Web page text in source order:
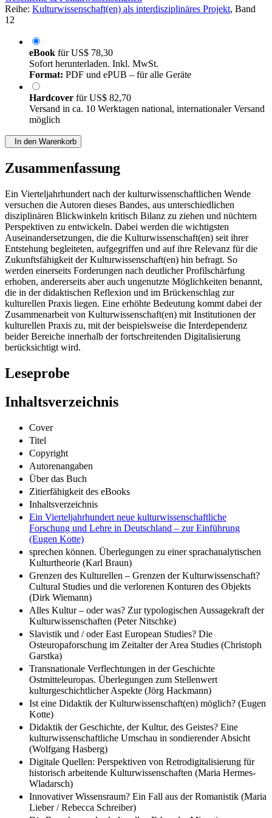
Reihe: Kulturwissenschaft(en) als interdisziplinäres Projekt, Band
12
eBook fürUS$ 78,30
Sofort herunterladen. Inkl. MwSt.
Format: PDF und ePUB – für alle Geräte
Hardcover fürUS$ 82,70
Versand in ca. 10 Werktagen national, internationaler Versand
möglich
In den Warenkorb
Zusammenfassung
Ein Vierteljahrhundert nach der kulturwissenschaftlichen Wende
versuchen die Autoren dieses Bandes, aus unterschiedlichen
disziplinären Blickwinkeln kritisch Bilanz zu ziehen und nüchtern
Perspektiven zu entwickeln. Dabei werden die wichtigsten
Auseinandersetzungen, die die Kulturwissenschaft(en) seit ihrer
Entstehung begleiteten, aufgegriffen und auf ihre Relevanz für die
Zukunftsfähigkeit der Kulturwissenschaft(en) hin befragt. So
werden einerseits Forderungen nach deutlicher Profilschärfung
erhoben, andererseits aber auch ungenutzte Möglichkeiten benannt,
die in der didaktischen Reflexion und im Brückenschlag zur
kulturellen Praxis liegen. Eine erhöhte Bedeutung kommt dabei der
Zusammenarbeit von Kulturwissenschaft(en) mit Institutionen der
kulturellen Praxis zu, mit der beispielsweise die Interdependenz
beider Bereiche innerhalb der fortschreitenden Digitalisierung
berücksichtigt wird.
Leseprobe
Inhaltsverzeichnis
Cover
Titel
Copyright
Autorenangaben
Über das Buch
Zitierfähigkeit des eBooks
Inhaltsverzeichnis
Ein Vierteljahrhundert neue kulturwissenschaftliche
Forschung und Lehre in Deutschland – zur Einführung
(Eugen Kotte)
sprechen können. Überlegungen zu einer sprachanalytischen
Kulturtheorie (Karl Braun)
Grenzen des Kulturellen – Grenzen der Kulturwissenschaft?
Cultural Studies und die verlorenen Konturen des Objekts
(Dirk Wiemann)
Alles Kultur – oder was? Zur typologischen Aussagekraft der
Kulturwissenschaften (Peter Nitschke)
Slavistik und / oder East European Studies? Die
Osteuropaforschung im Zeitalter der Area Studies (Christoph
Garstka)
Transnationale Verflechtungen in der Geschichte
Ostmitteleuropas. Überlegungen zum Stellenwert
kulturgeschichtlicher Aspekte (Jörg Hackmann)
Ist eine Didaktik der Kulturwissenschaft(en) möglich? (Eugen
Kotte)
Didaktik der Geschichte, der Kultur, des Geistes? Eine
kulturwissenschaftliche Umschau in sondierender Absicht
(Wolfgang Hasberg)
Digitale Quellen: Perspektiven von Retrodigitalisierung für
historisch arbeitende Kulturwissenschaften (Maria Hermes-
Wladarsch)
Innovativer Wissensraum? Ein Fall aus der Romanistik (Maria
Lieber / Rebecca Schreiber)